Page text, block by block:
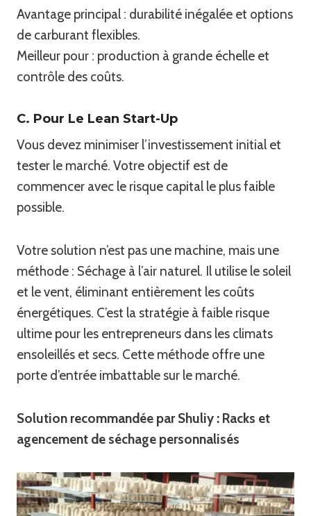
Avantage principal : durabilité inégalée et options
de carburant flexibles.
Meilleur pour : production à grande échelle et
contrôle des coûts.
C. Pour Le Lean Start-Up
Vous devez minimiser l’investissement initial et
tester le marché. Votre objectif est de
commencer avec le risque capital le plus faible
possible.
Votre solution n’est pas une machine, mais une
méthode : Séchage à l’air naturel. Il utilise le soleil
et le vent, éliminant entièrement les coûts
énergétiques. C’est la stratégie à faible risque
ultime pour les entrepreneurs dans les climats
ensoleillés et secs. Cette méthode offre une
porte d’entrée imbattable sur le marché.
Solution recommandée par Shuliy : Racks et
agencement de séchage personnalisés